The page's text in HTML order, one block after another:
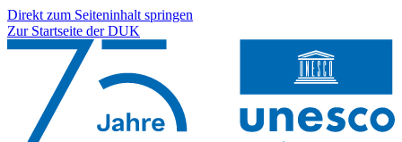
Direkt zum Seiteninhalt springen
Zur Startseite der DUK